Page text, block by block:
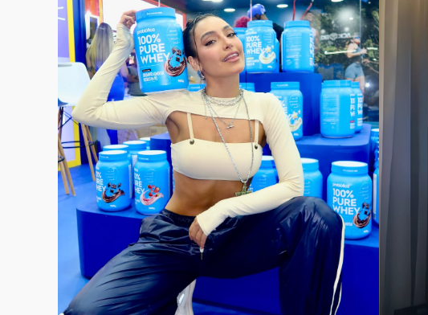
VER CASE COMPLETO